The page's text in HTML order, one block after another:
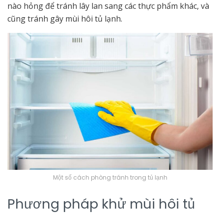
nào hỏng để tránh lây lan sang các thực phẩm khác, và
cũng tránh gây mùi hôi tủ lạnh.
Một số cách phòng tránh trong tủ lạnh
Phương pháp khử mùi hôi tủ